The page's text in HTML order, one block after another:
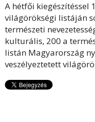
A hétfői kiegészítéssel
világörökségi listáján
természeti
kulturális, 200 a
listán Magyarország
veszélyeztetett